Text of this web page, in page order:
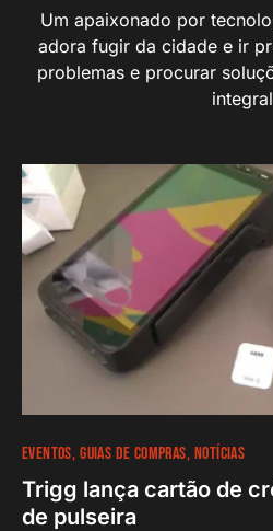
Um apaixonado por
adora fugir da cidade e ir
problemas e procurar
EVENTOS GUIAS DE COMPRAS NOTÍCIAS
Trigg lança cartão de
de pulseira